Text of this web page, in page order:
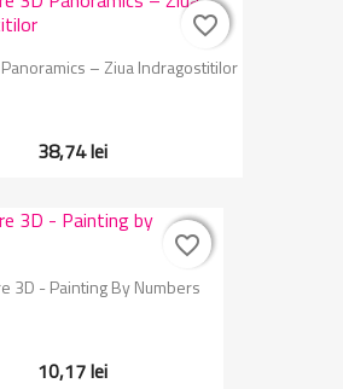
– Ziua Indragostitilor
38,74 lei
favorite_border
favorite_border
3D - Painting By Numbers
10,17 lei
favorite_border
favorite_border